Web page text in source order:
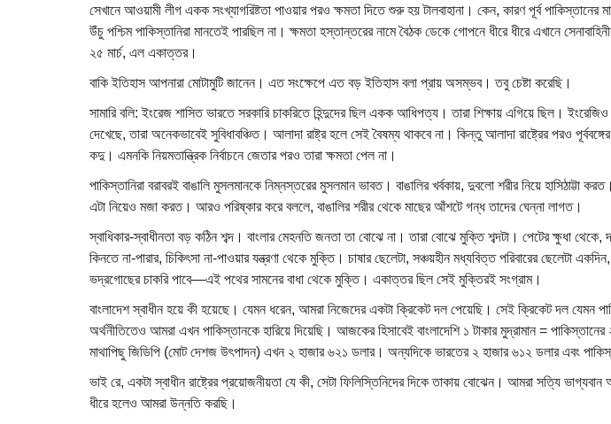
সেখানে আওয়ামী লীগ একক সংখ্যাগরিষ্টতা পাওয়ার পরও ক্ষমতা দিতে শুরু হয় টালবাহানা। কেন, কারণ পূর্ব পাকিস্তানের
উঁচু পশ্চিম পাকিস্তানিরা মানতেই পারছিল না। ক্ষমতা হস্তান্তরের নামে বৈঠক ডেকে গোপনে ধীরে ধীরে এখানে
২৫ মার্চ, এল একাত্তর।
বাকি ইতিহাস আপনারা মোটামুটি জানেন। এত সংক্ষেপে এত বড় ইতিহাস বলা প্রায় অসম্ভব। তবু চেষ্টা করেছি।
সামারি বলি: ইংরেজ শাসিত ভারতে সরকারি চাকরিতে হিন্দুদের ছিল একক আধিপত্য। তারা শিক্ষায় এগিয়ে ছিল।
দেখেছে, তারা অনেকভাবেই সুবিধাবঞ্চিত। আলাদা রাষ্ট্র হলে সেই বৈষম্য থাকবে না। কিন্তু আলাদা রাষ্ট্রের পরও
কদু। এমনকি নিয়মতান্ত্রিক নির্বাচনে জেতার পরও তারা ক্ষমতা পেল না।
পাকিস্তানিরা বরাবরই বাঙালি মুসলমানকে নিম্নস্তরের মুসলমান ভাবত। বাঙালির খর্বকায়, দুবলো শরীর নিয়ে হাসিঠাট্টা
এটা নিয়েও মজা করত। আরও পরিষ্কার করে বললে, বাঙালির শরীর থেকে মাছের আঁশটে গন্ধ তাদের ঘেন্না লাগত।
স্বাধিকার-স্বাধীনতা বড় কঠিন শব্দ। বাংলার মেহনতি জনতা তা বোঝে না। তারা বোঝে মুক্তি শব্দটা। পেটের ক্ষুধা
কিনতে না-পারার, চিকিৎসা না-পাওয়ার যন্ত্রণা থেকে মুক্তি। চাষার ছেলেটা, সঞ্চয়হীন মধ্যবিত্ত পরিবারের ছেলেটা
ভদ্রগোছের চাকরি পাবে—এই পথের সামনের বাধা থেকে মুক্তি। একাত্তর ছিল সেই মুক্তিরই সংগ্রাম।
বাংলাদেশ স্বাধীন হয়ে কী হয়েছে। যেমন ধরেন, আমরা নিজেদের একটা ক্রিকেট দল পেয়েছি। সেই ক্রিকেট দল যেমন
অর্থনীতিতেও আমরা এখন পাকিস্তানকে হারিয়ে দিয়েছি। আজকের হিসাবেই বাংলাদেশি ১ টাকার মুদ্রামান =
মাথাপিছু জিডিপি (মোট দেশজ উৎপাদন) এখন ২ হাজার ৬২১ ডলার। অন্যদিকে ভারতের ২ হাজার ৬১২ ডলার এবং
ভাই রে, একটা স্বাধীন রাষ্ট্রের প্রয়োজনীয়তা যে কী, সেটা ফিলিস্তিনিদের দিকে তাকায় বোঝেন। আমরা সত্যি ভাগ্যবান
ধীরে হলেও আমরা উন্নতি করছি।